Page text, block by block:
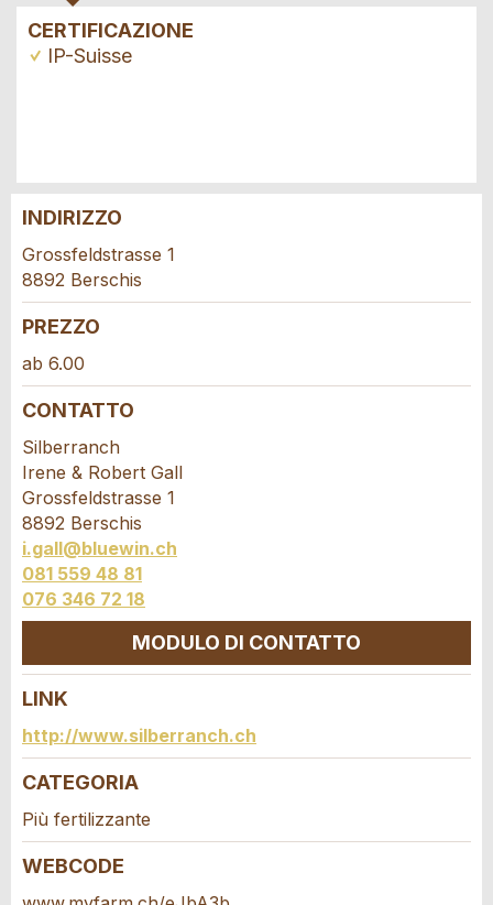
CERTIFICAZIONE
IP-Suisse
Contestare l'annuncio
Il tuo feedback è molto apprezzato!
Feedback generale
Questo annuncio non è più valido
Annuncio incompleto
Nachricht
* Ingresso richiesto
Consigliamo l'annuncio
Raccomando questo annuncio agli amici.
* Ingresso richiesto
CONSIGLIAMO L'ANNUNCIO
Chiudi
INDIRIZZO
Grossfeldstrasse 1
8892 Berschis
PREZZO
ab 6.00
CONTATTO
Silberranch
Irene & Robert Gall
Grossfeldstrasse 1
8892 Berschis
i.gall@bluewin.ch
081 559 48 81
076 346 72 18
MODULO DI CONTATTO
Contatto
Scrivere un messaggio per tutte le persone da
contattare per questo annuncio.
LINK
http://www.silberranch.ch
CATEGORIA
Più fertilizzante
WEBCODE